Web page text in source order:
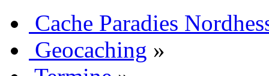
Cache Paradies
Geocaching »